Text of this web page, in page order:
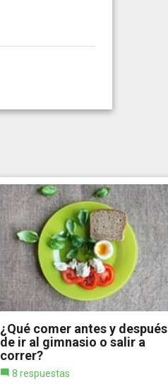
¿Qué comer antes y después
de ir al gimnasio o salir a
correr?
8 respuestas